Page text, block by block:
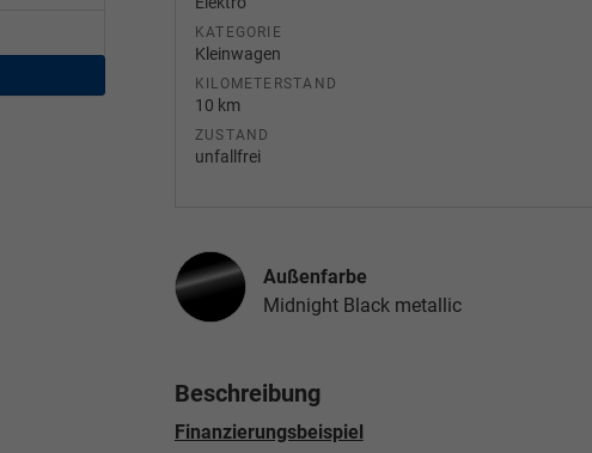
KATEGORIE
Kleinwagen
KILOMETERSTAND
10 km
ZUSTAND
unfallfrei
Außenfarbe
Midnight Black metallic
Beschreibung
Finanzierungsbeispiel